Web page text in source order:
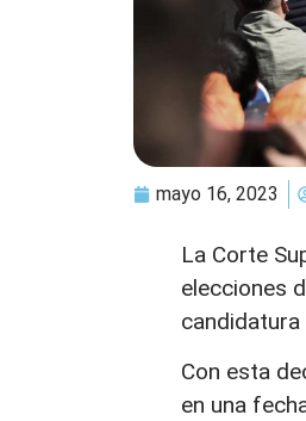
mayo 16, 2023
La Corte
elecciones
Con esta
en una